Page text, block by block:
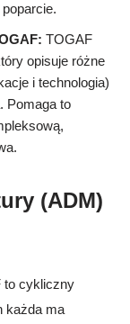
TOGAF
opisuje różne
i technologia)
Pomaga to
(ADM)
to cykliczny
każda ma